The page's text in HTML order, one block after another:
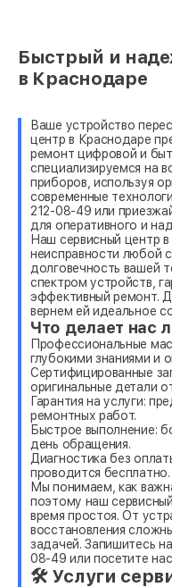
Быстрый и
в Краснодаре
Ваше устройство
центр в Краснодаре
ремонт цифровой и
специализируемся на
приборов, используя
современные
212-08-49 или
для оперативного и
Наш сервисный центр
неисправности любой
долговечность вашей
спектром устройств,
эффективный ремонт.
вернем ей идеальное
Что делает нас
Профессиональные
глубокими знаниями и
Сертифицированные
оригинальные детали
Гарантия на услуги:
ремонтных работ.
Быстрое выполнение:
день обращения.
Диагностика без
проводится бесплатно.
Мы понимаем, как
поэтому наш
время простоя. От
восстановления
задачей. Запишитесь
08-49 или посетите
🛠 Услуги